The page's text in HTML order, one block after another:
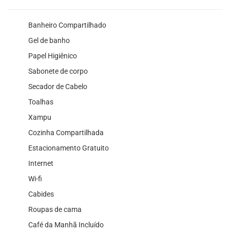
Banheiro Compartilhado
Gel de banho
Papel Higiênico
Sabonete de corpo
Secador de Cabelo
Toalhas
Xampu
Cozinha Compartilhada
Estacionamento Gratuito
Internet
Wi-fi
Cabides
Roupas de cama
Café da Manhã Incluído